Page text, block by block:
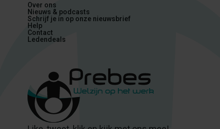
Over ons
Nieuws & podcasts
Schrijf je in op onze nieuwsbrief
Help
Contact
Ledendeals